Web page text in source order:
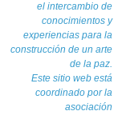
el intercambio de
conocimientos y
experiencias para la
construcción de un arte
de la paz.
Este sitio web está
coordinado por la
asociación